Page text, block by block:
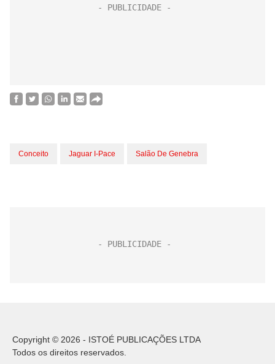
Conceito Jaguar I-Pace Salão De Genebra
Copyright © 2026 - ISTOÉ PUBLICAÇÕES LTDA
Todos os direitos reservados.